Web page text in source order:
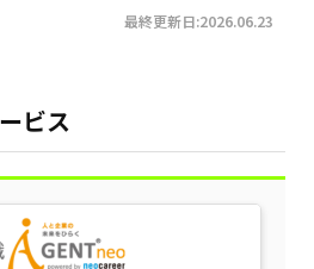
最終更新日:2026.06.23
ビス